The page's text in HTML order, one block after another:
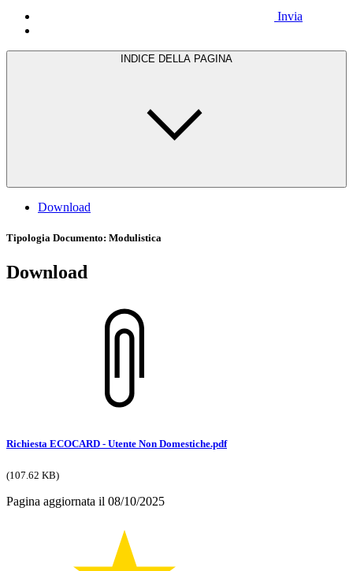
Invia
INDICE DELLA PAGINA
Download
Tipologia Documento: Modulistica
Download
Richiesta ECOCARD - Utente Non Domestiche.pdf
(107.62 KB)
Pagina aggiornata il 08/10/2025